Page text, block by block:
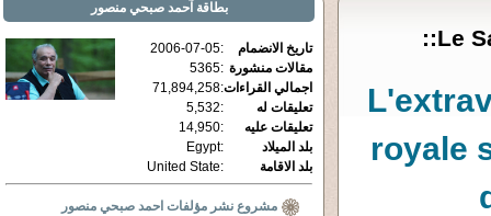
Le
royale
بطاقة آحمد صبحي منصور
تاريخ الانضمام :
2006-07-05
مقالات منشورة :
5365
اجمالي القراءات:
71,894,258
تعليقات له
:
5,532
تعليقات عليه
:
14,950
بلد الميلاد
:
Egypt
بلد الاقامة
:
United State
مشروع نشر مؤلفات احمد صبحي منصور